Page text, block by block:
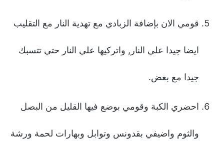
قومي الان بإضافة الزبادي مع تهدية النار مع التقليب
ايضا جيدا علي النار, واتركيها علي النار حتي تتسبك
جيدا مع بعض.
احضري الكبة وقومي بوضع فيها القليل من البصل
والثوم واضيفي بقدونس وتوابل وبهارات لحمة ورشة